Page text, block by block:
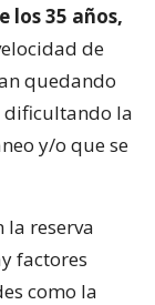
los 35 años,
de
quedando
dificultando la
y/o que se
la reserva
factores
como la